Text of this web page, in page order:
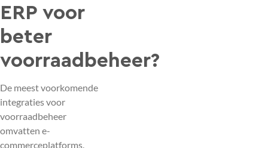
ERP voor
beter
voorraadbeheer?
De meest voorkomende
integraties voor
voorraadbeheer
omvatten e-
commerceplatforms,